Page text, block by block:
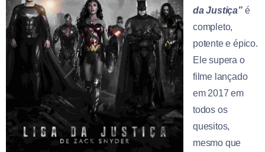
da Justiça” é
completo,
potente e épico.
Ele supera o
filme lançado
em 2017 em
todos os
quesitos,
mesmo que